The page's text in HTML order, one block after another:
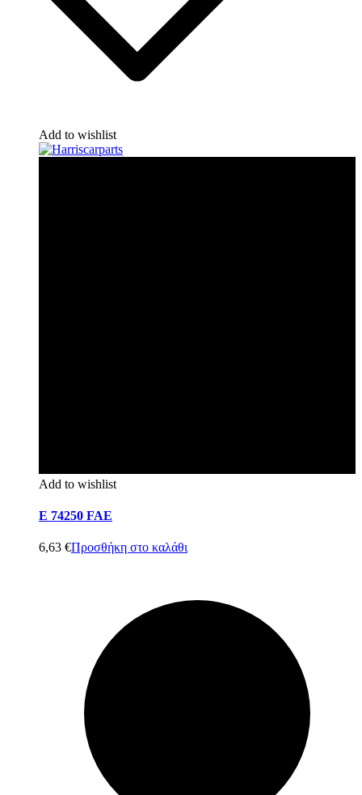
Add to wishlist
Add to wishlist
E 74250 FAE
6,63 €Προσθήκη στο καλάθι